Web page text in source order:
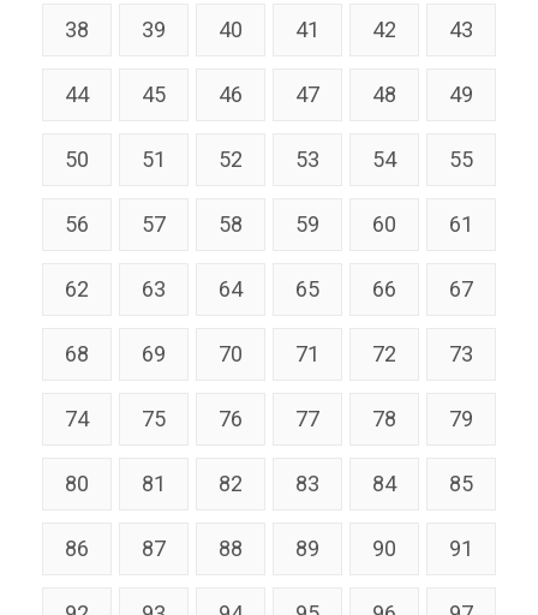
38 39 40 41 42 43
44 45 46 47 48 49
50 51 52 53 54 55
56 57 58 59 60 61
62 63 64 65 66 67
68 69 70 71 72 73
74 75 76 77 78 79
80 81 82 83 84 85
86 87 88 89 90 91